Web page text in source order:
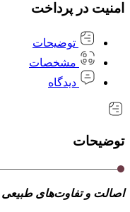
امنیت در پرداخت
توضیحات
مشخصات
دیدگاه
توضیحات
اصالت و تفاوت‌های